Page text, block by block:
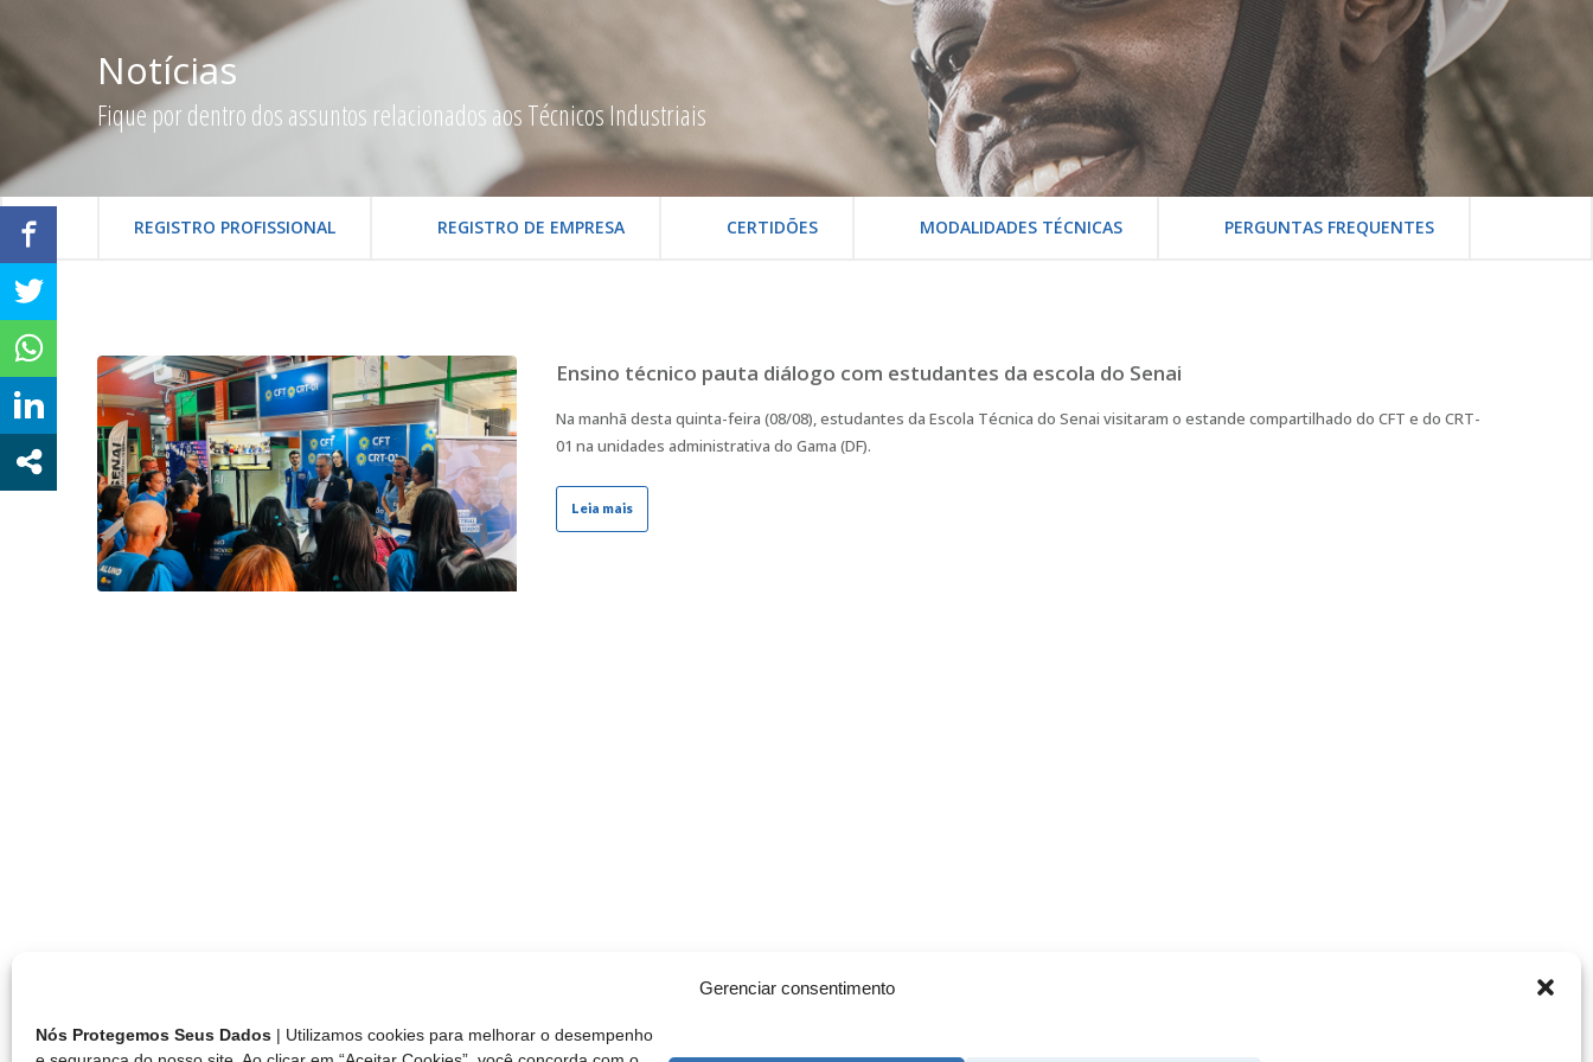
Gerenciar consentimento
Nós Protegemos Seus Dados | Utilizamos cookies para melhorar o desempenho
Notícias
Fique por dentro dos assuntos relacionados aos Técnicos Industriais
REGISTRO PROFISSIONAL REGISTRO DE EMPRESA CERTIDÕES MODALIDADES TÉCNICAS PERGUNTAS FREQUENTES
Ensino técnico pauta diálogo com estudantes da escola do Senai
Na manhã desta quinta-feira (08/08), estudantes da Escola Técnica do Senai visitaram o estande compartilhado do CFT e do CRT-
01 na unidades administrativa do Gama (DF).
Leia mais